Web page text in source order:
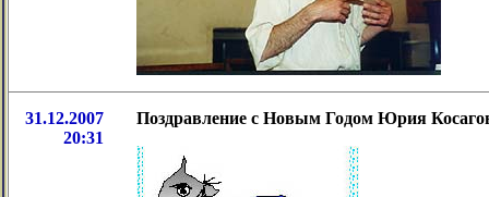
31.12.2007
20:31
Поздравление с Новым Годом Юрия